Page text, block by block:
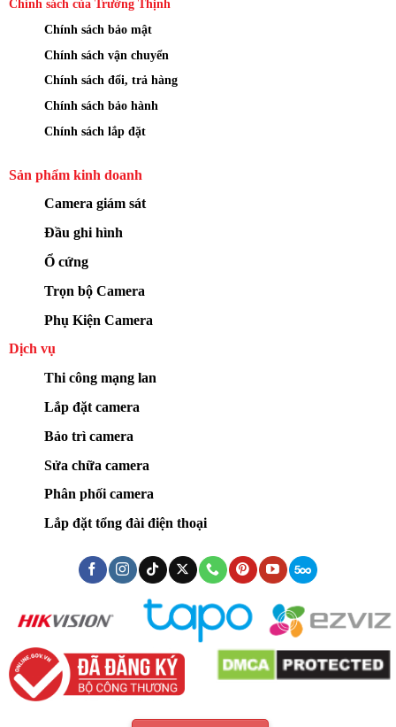
Chính sách của Trường Thịnh
Chính sách bảo mật
Chính sách vận chuyển
Chính sách đổi, trả hàng
Chính sách bảo hành
Chính sách lắp đặt
Sản phẩm kinh doanh
Camera giám sát
Đầu ghi hình
Ổ cứng
Trọn bộ Camera
Phụ Kiện Camera
Dịch vụ
Thi công mạng lan
Lắp đặt camera
Bảo trì camera
Sửa chữa camera
Phân phối camera
Lắp đặt tổng đài điện thoại